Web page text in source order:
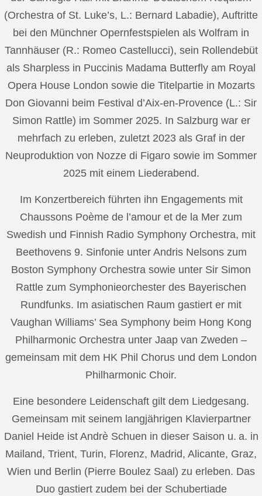
(Orchestra of St. Luke’s, L.: Bernard Labadie), Auftritte
bei den Münchner Opernfestspielen als Wolfram in
Tannhäuser (R.: Romeo Castellucci), sein Rollendebüt
als Sharpless in Puccinis Madama Butterfly am Royal
Opera House London sowie die Titelpartie in Mozarts
Don Giovanni beim Festival d’Aix-en-Provence (L.: Sir
Simon Rattle) im Sommer 2025. In Salzburg war er
mehrfach zu erleben, zuletzt 2023 als Graf in der
Neuproduktion von Nozze di Figaro sowie im Sommer
2025 mit einem Liederabend.
Im Konzertbereich führten ihn Engagements mit
Chaussons Poème de l’amour et de la Mer zum
Swedish und Finnish Radio Symphony Orchestra, mit
Beethovens 9. Sinfonie unter Andris Nelsons zum
Boston Symphony Orchestra sowie unter Sir Simon
Rattle zum Symphonieorchester des Bayerischen
Rundfunks. Im asiatischen Raum gastiert er mit
Vaughan Williams’ Sea Symphony beim Hong Kong
Philharmonic Orchestra unter Jaap van Zweden –
gemeinsam mit dem HK Phil Chorus und dem London
Philharmonic Choir.
Eine besondere Leidenschaft gilt dem Liedgesang.
Gemeinsam mit seinem langjährigen Klavierpartner
Daniel Heide ist Andrè Schuen in dieser Saison u. a. in
Mailand, Trient, Turin, Florenz, Madrid, Alicante, Graz,
Wien und Berlin (Pierre Boulez Saal) zu erleben. Das
Duo gastiert zudem bei der Schubertiade